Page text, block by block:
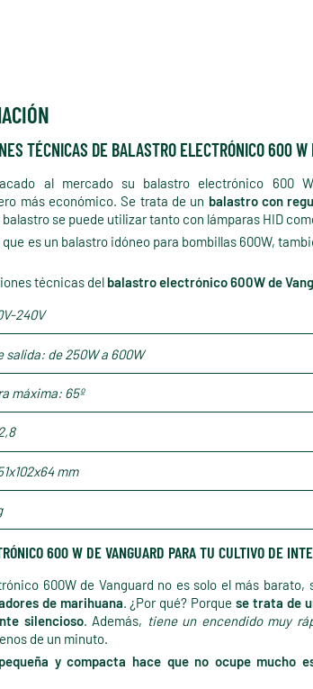
TÉCNICAS DE BALASTRO ELECTRÓNICO 600 W
al mercado su balastro electrónico 600
más económico. Se trata de un balastro con
balastro se puede utilizar tanto con lámparas HID
es un balastro idóneo para bombillas 600W,
técnicas del balastro electrónico 600W de
240V
salida: de 250W a 600W
máxima: 65º
mm
600 W DE VANGUARD PARA TU CULTIVO DE
600W de Vanguard no es solo el más barato,
de marihuana. ¿Por qué? Porque se trata de
silencioso. Además, tiene un encendido muy
de un minuto.
y compacta hace que no ocupe mucho